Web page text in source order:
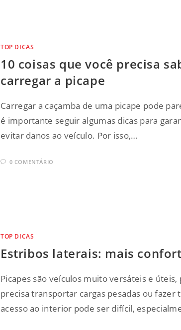
TOP DICAS
10 coisas que você precisa
carregar a picape
Carregar a caçamba de uma picape pode
é importante seguir algumas dicas para
evitar danos ao veículo. Por isso,…
0 COMENTÁRIO
TOP DICAS
Estribos laterais: mais
Picapes são veículos muito versáteis e
precisa transportar cargas pesadas ou
acesso ao interior pode ser difícil,